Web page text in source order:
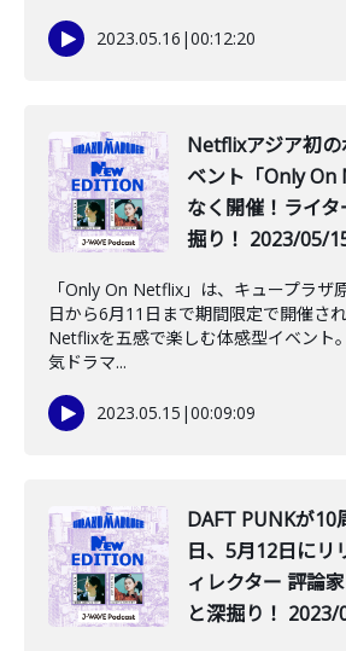
2023.05.16 |00:12:20
Netflixアジア初
ベント「Only On
なく開催！ライ
掘り！ 2023/05/
「Only On Netflix」は、キュープラザ
日から6月11日まで期間限定で開催さ
Netflixを五感で楽しむ体感型イベント
気ドラマ...
2023.05.15 |00:09:09
DAFT PUNKが10
日、5月12日にリ
ィレクター 評論
と深掘り！